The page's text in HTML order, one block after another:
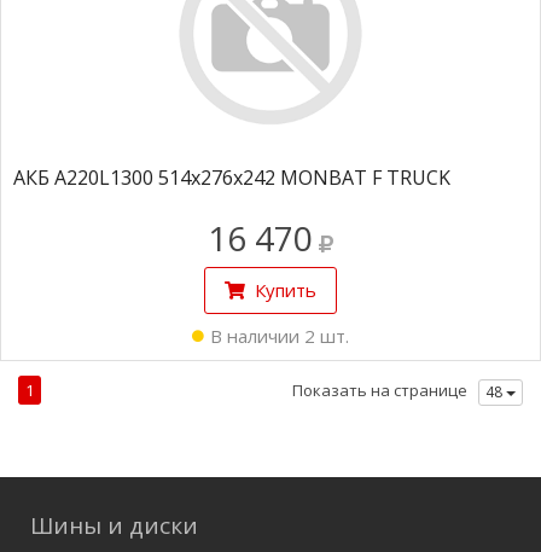
АКБ A220L1300 514x276x242 MONBAT F TRUCK
16 470
Купить
В наличии 2 шт.
1 Показать на странице 48
Шины и диски